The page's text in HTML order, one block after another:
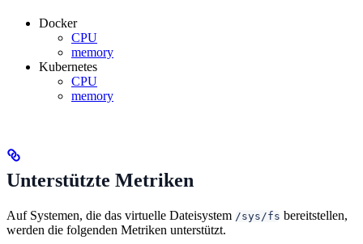
Docker
CPU
memory
Kubernetes
CPU
memory
Unterstützte Metriken
Auf Systemen, die das virtuelle Dateisystem /sys/fs bereitstellen,
werden die folgenden Metriken unterstützt.